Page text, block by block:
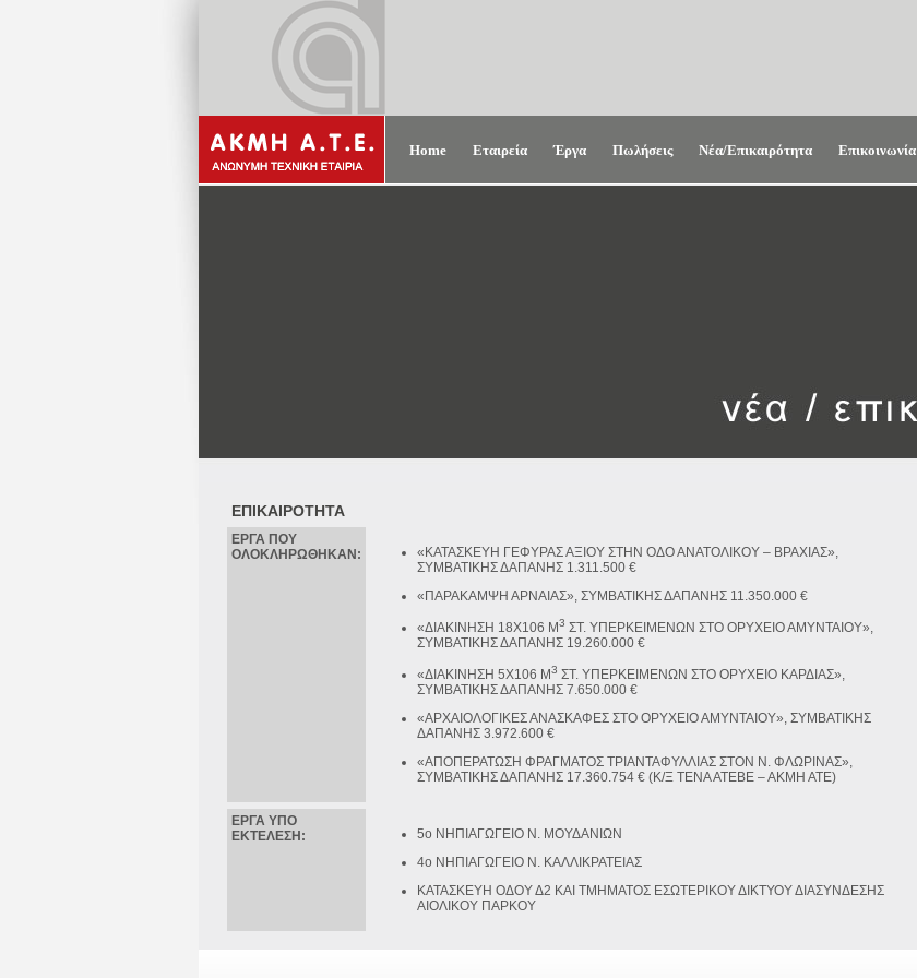
Home Εταιρεία Έργα Πωλήσεις Νέα/Επικαιρότητα Επικοινωνία
ΕΠΙΚΑΙΡΟΤΗΤΑ
ΕΡΓΑ ΠΟΥ
ΟΛΟΚΛΗΡΩΘΗΚΑΝ:
«ΚΑΤΑΣΚΕΥΗ ΓΕΦΥΡΑΣ ΑΞΙΟΥ ΣΤΗΝ ΟΔΟ ΑΝΑΤΟΛΙΚΟΥ – ΒΡΑΧΙΑΣ»,
ΣΥΜΒΑΤΙΚΗΣ ΔΑΠΑΝΗΣ 1.311.500 €
«ΠΑΡΑΚΑΜΨΗ ΑΡΝΑΙΑΣ», ΣΥΜΒΑΤΙΚΗΣ ΔΑΠΑΝΗΣ 11.350.000 €
«ΔΙΑΚΙΝΗΣΗ 18Χ106 Μ3 ΣΤ. ΥΠΕΡΚΕΙΜΕΝΩΝ ΣΤΟ ΟΡΥΧΕΙΟ ΑΜΥΝΤΑΙΟΥ»,
ΣΥΜΒΑΤΙΚΗΣ ΔΑΠΑΝΗΣ 19.260.000 €
«ΔΙΑΚΙΝΗΣΗ 5Χ106 Μ3 ΣΤ. ΥΠΕΡΚΕΙΜΕΝΩΝ ΣΤΟ ΟΡΥΧΕΙΟ ΚΑΡΔΙΑΣ»,
ΣΥΜΒΑΤΙΚΗΣ ΔΑΠΑΝΗΣ 7.650.000 €
«ΑΡΧΑΙΟΛΟΓΙΚΕΣ ΑΝΑΣΚΑΦΕΣ ΣΤΟ ΟΡΥΧΕΙΟ ΑΜΥΝΤΑΙΟΥ», ΣΥΜΒΑΤΙΚΗΣ
ΔΑΠΑΝΗΣ 3.972.600 €
«ΑΠΟΠΕΡΑΤΩΣΗ ΦΡΑΓΜΑΤΟΣ ΤΡΙΑΝΤΑΦΥΛΛΙΑΣ ΣΤΟΝ Ν. ΦΛΩΡΙΝΑΣ»,
ΣΥΜΒΑΤΙΚΗΣ ΔΑΠΑΝΗΣ 17.360.754 € (Κ/Ξ ΤΕΝΑ ΑΤΕΒΕ – ΑΚΜΗ ΑΤΕ)
ΕΡΓΑ ΥΠΟ
ΕΚΤΕΛΕΣΗ:
5ο ΝΗΠΙΑΓΩΓΕΙΟ Ν. ΜΟΥΔΑΝΙΩΝ
4ο ΝΗΠΙΑΓΩΓΕΙΟ Ν. ΚΑΛΛΙΚΡΑΤΕΙΑΣ
ΚΑΤΑΣΚΕΥΗ ΟΔΟΥ Δ2 ΚΑΙ ΤΜΗΜΑΤΟΣ ΕΣΩΤΕΡΙΚΟΥ ΔΙΚΤΥΟΥ ΔΙΑΣΥΝΔΕΣΗΣ
ΑΙΟΛΙΚΟΥ ΠΑΡΚΟΥ